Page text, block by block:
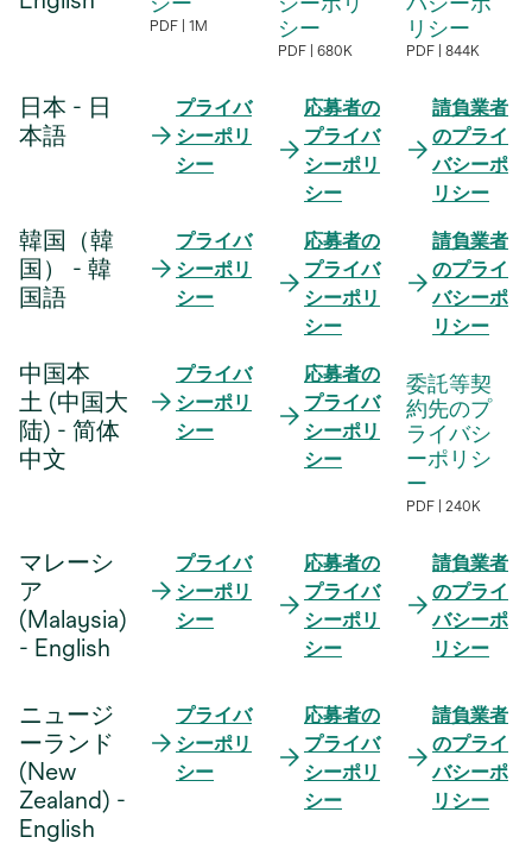
PDF 1M
タ
シー
PDF 680K
タ
く
リシー
PDF 844K
タ
く
日本 - 日
本語
プライバ
シーポリ
シー
応募者の
プライバ
シーポリ
シー
請負業者
のプライ
バシーポ
リシー
韓国（韓
国） - 韓
国語
プライバ
シーポリ
シー
応募者の
プライバ
シーポリ
シー
請負業者
のプライ
バシーポ
リシー
中国本
土 (中国大
陆) - 简体
中文
プライバ
シーポリ
シー
応募者の
プライバ
シーポリ
シー
委託等契
約先のプ
ライバシ
ーポリシ
ー
PDF 240K
タ
マレーシ
ア
(Malaysia)
- English
プライバ
シーポリ
シー
応募者の
プライバ
シーポリ
シー
請負業者
のプライ
バシーポ
リシー
ニュージ
ーランド
(New
Zealand) -
English
プライバ
シーポリ
シー
応募者の
プライバ
シーポリ
シー
請負業者
のプライ
バシーポ
リシー